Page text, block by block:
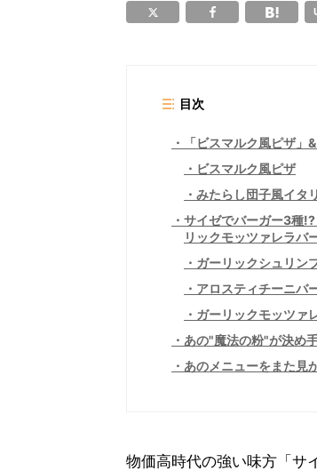
目次
「ビスマルク風ピザ」
ビスマルク風ピザ
みたらし団子風イタ
サイゼでバーガー3種
リックモッツァレラバ
ガーリックシュリン
アロスティチーニバ
ガーリックモッツァ
あの"魔法の粉"が決め
あのメニューをまた見
物価高時代の強い味方「サ